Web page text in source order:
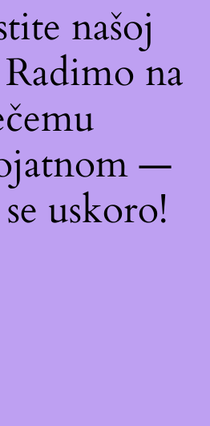
našoj
na
—
uskoro!